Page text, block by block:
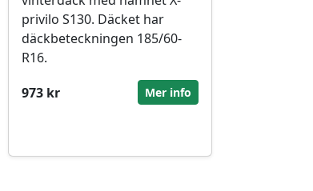
privilo S130. Däcket har
däckbeteckningen 185/60-
R16.
973 kr
Mer info